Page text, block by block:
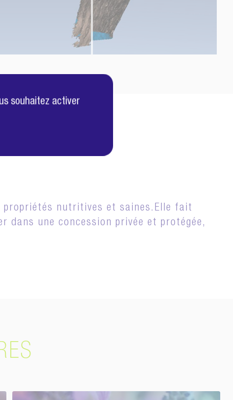
propriétés nutritives et saines.Elle fait
dans une concession privée et protégée,
souhaitez activer